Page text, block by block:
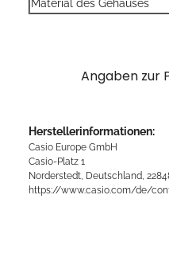
Material des Gehäuses
Angaben zur
Herstellerinformationen:
Casio Europe GmbH
Casio-Platz 1
Norderstedt, Deutschland,
https://www.casio.com/de/